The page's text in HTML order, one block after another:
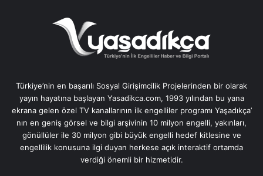
Türkiye’nin en başarılı Sosyal Girişimcilik Projelerinden bir olarak
yayın hayatına başlayan Yasadikca.com, 1993 yılından bu yana
ekrana gelen özel TV kanallarının ilk engelliler programı Yaşadıkça’
nın en geniş görsel ve bilgi arşivinin 10 milyon engelli, yakınları,
gönüllüler ile 30 milyon gibi büyük engelli hedef kitlesine ve
engellilik konusuna ilgi duyan herkese açık interaktif ortamda
verdiği önemli bir hizmetidir.